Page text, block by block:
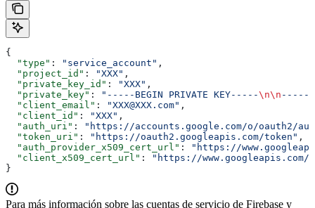
{
  "type"
: "service_account" ,
  "project_id"
: "XXX" ,
  "private_key_id"
: "XXX" ,
  "private_key"
: "-----BEGIN PRIVATE KEY-----\n\n -----
  "client_email"
: "XXX@XXX.com" ,
  "client_id"
: "XXX" ,
  "auth_uri"
:
"https://accounts.google.com/o/oauth2/
  "token_uri"
: "https://oauth2.googleapis.com/token" ,
  "auth_provider_x509_cert_url"
:
"https://
  "client_x509_cert_url"
:
"https://www.googleapis.com/
}
Para más información sobre las cuentas de servicio de Firebase y